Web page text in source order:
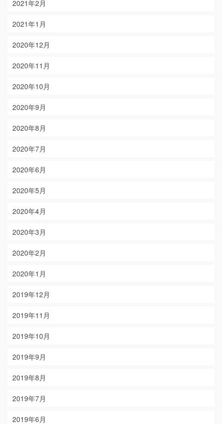
2021年2月
2021年1月
2020年12月
2020年11月
2020年10月
2020年9月
2020年8月
2020年7月
2020年6月
2020年5月
2020年4月
2020年3月
2020年2月
2020年1月
2019年12月
2019年11月
2019年10月
2019年9月
2019年8月
2019年7月
2019年6月